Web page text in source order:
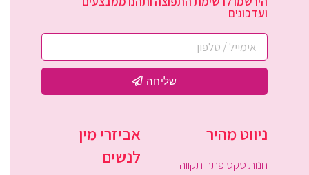
ועדכונים
שליחה
ניווט מהיר
חנות סקס פתח תקווה
אביזרי מין
לנשים